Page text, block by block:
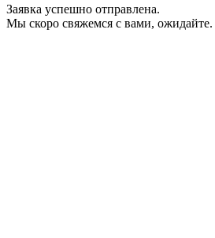
Заявка успешно отправлена.
Мы скоро свяжемся с вами, ожидайте.